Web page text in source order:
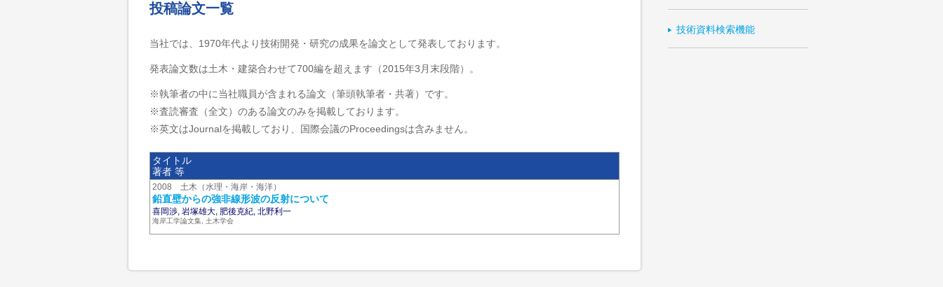
投稿論文一覧
当社では、1970年代より技術開発・研究の成果を論文として発表しております。
発表論文数は土木・建築合わせて700編を超えます（2015年3月末段階）。
※執筆者の中に当社職員が含まれる論文（筆頭執筆者・共著）です。
※査読審査（全文）のある論文のみを掲載しております。
※英文はJournalを掲載しており、国際会議のProceedingsは含みません。
タイトル
著者 等
2008 土木（水理・海岸・海洋）
鉛直壁からの強非線形波の反射について
喜岡渉, 岩塚雄大, 肥後克紀, 北野利一
海岸工学論文集, 土木学会
技術資料検索機能